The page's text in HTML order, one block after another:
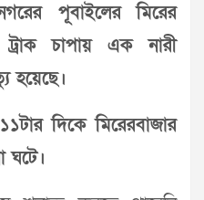
পূবাইলের মিরের
চাপায় এক নারী
হয়েছে।
দিকে মিরেরবাজার
ঘটে।